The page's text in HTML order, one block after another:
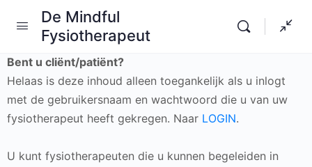
De Mindful
Fysiotherapeut
Bent u cliënt/patiënt?
Helaas is deze inhoud alleen toegankelijk als u inlogt
met de gebruikersnaam en wachtwoord die u van uw
fysiotherapeut heeft gekregen. Naar LOGIN.
U kunt fysiotherapeuten die u kunnen begeleiden in